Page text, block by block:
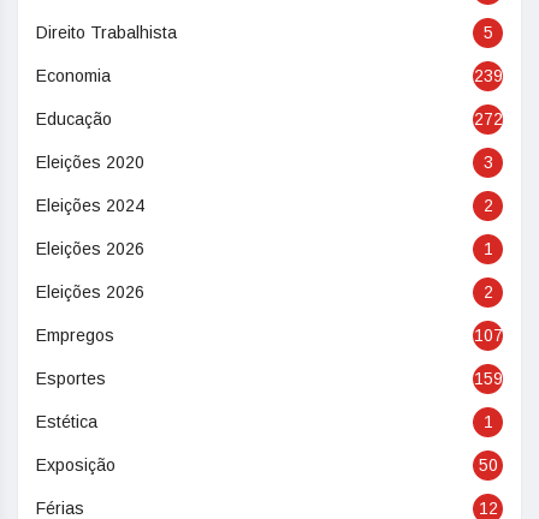
Direito Trabalhista 5
Economia 239
Educação 272
Eleições 2020 3
Eleições 2024 2
Eleições 2026 1
Eleições 2026 2
Empregos 107
Esportes 159
Estética 1
Exposição 50
Férias 12